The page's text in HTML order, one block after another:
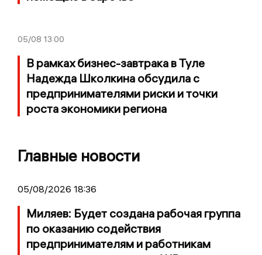
05/08 13:00
В рамках бизнес-завтрака в Туле
Надежда Школкина обсудила с
предпринимателями риски и точки
роста экономики региона
Главные новости
05/08/2026 18:36
Миляев: Будет создана рабочая группа
по оказанию содействия
предпринимателям и работникам